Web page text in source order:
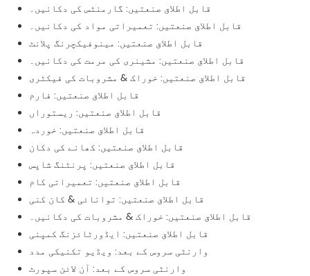
قابل اطلاق صنعتیں: گارمنٹس کی دکانیں۔
قابل اطلاق صنعتیں: تعمیراتی مواد کی دکانیں۔
قابل اطلاق صنعتیں: مینوفیکچرنگ پلانٹ
قابل اطلاق صنعتیں: مشینری کی مرمت کی دکانیں۔
قابل اطلاق صنعتیں: خوراک & مشروبات کی فیکٹری
قابل اطلاق صنعتیں: فارم
قابل اطلاق صنعتیں: ریستوراں
قابل اطلاق صنعتیں: خوردہ
قابل اطلاق صنعتیں: کھانے کی دکان
قابل اطلاق صنعتیں: پرنٹنگ شاپس
قابل اطلاق صنعتیں: توانائی & کان کنی
قابل اطلاق صنعتیں: خوراک & مشروبات کی دکانیں۔
قابل اطلاق صنعتیں: ایڈورٹائزنگ کمپنی
وارنٹی سروس کے بعد: ویڈیو تکنیکی مدد
وارنٹی سروس کے بعد: آن لائن سپورٹ